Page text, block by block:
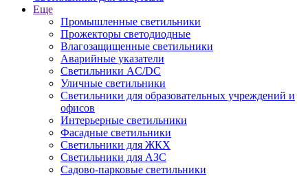
Еще
Промышленные светильники
Прожекторы светодиодные
Влагозащищенные светильники
Аварийные указатели
Светильники AC/DC
Уличные светильники
Светильники для образовательных учреждений и
офисов
Интерьерные светильники
Фасадные светильники
Светильники для ЖКХ
Светильники для АЗС
Садово-парковые светильники